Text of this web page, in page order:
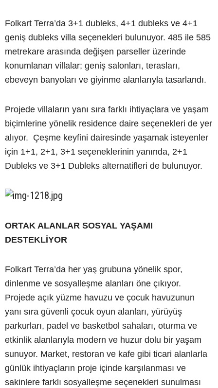
Folkart Terra’da 3+1 dubleks, 4+1 dubleks ve 4+1
geniş dubleks villa seçenekleri bulunuyor. 485 ile 585
metrekare arasında değişen parseller üzerinde
konumlanan villalar; geniş salonları, terasları,
ebeveyn banyoları ve giyinme alanlarıyla tasarlandı.
Projede villaların yanı sıra farklı ihtiyaçlara ve yaşam
biçimlerine yönelik residence daire seçenekleri de yer
alıyor. Çeşme keyfini dairesinde yaşamak isteyenler
için 1+1, 2+1, 3+1 seçeneklerinin yanında, 2+1
Dubleks ve 3+1 Dubleks alternatifleri de bulunuyor.
ORTAK ALANLAR SOSYAL YAŞAMI
DESTEKLİYOR
Folkart Terra’da her yaş grubuna yönelik spor,
dinlenme ve sosyalleşme alanları öne çıkıyor.
Projede açık yüzme havuzu ve çocuk havuzunun
yanı sıra güvenli çocuk oyun alanları, yürüyüş
parkurları, padel ve basketbol sahaları, oturma ve
etkinlik alanlarıyla modern ve huzur dolu bir yaşam
sunuyor. Market, restoran ve kafe gibi ticari alanlarla
günlük ihtiyaçların proje içinde karşılanması ve
sakinlere farklı sosyalleşme seçenekleri sunulması